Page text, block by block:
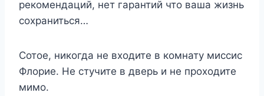
рекомендаций, нет гарантий что ваша жизнь
сохраниться…
Сотое, никогда не входите в комнату миссис
Флорие. Не стучите в дверь и не проходите
мимо.